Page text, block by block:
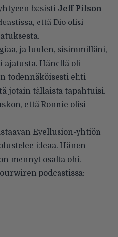
basisti Jeff Pilson
että Dio olisi
ja luulen, sisimmilläni,
ajatusta. Hänellä oli
todennäköisesti ehti
jotain tällaista tapahtuisi.
että Ronnie olisi
Eyellusion-yhtiön
ideaa. Hänen
mennyt osalta ohi.
podcastissa: